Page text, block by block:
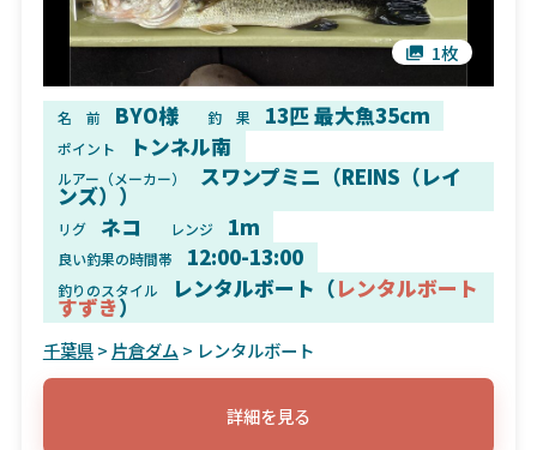
1枚
名 前 BYO様 釣 果 13匹 最大魚35cm
ポイント トンネル南
ルアー（メーカー） スワンプミニ（REINS（レイ
ンズ））
リグ ネコ レンジ 1m
良い釣果の時間帯 12:00-13:00
釣りのスタイル レンタルボート（レンタルボート
すずき）
千葉県> 片倉ダム > レンタルボート
詳細を見る